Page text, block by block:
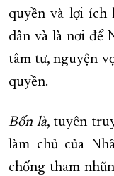
quyền và lợi ích
dân và là nơi để
tâm tư, nguyện
quyền.
Bốn là, tuyên
làm chủ của
chống tham